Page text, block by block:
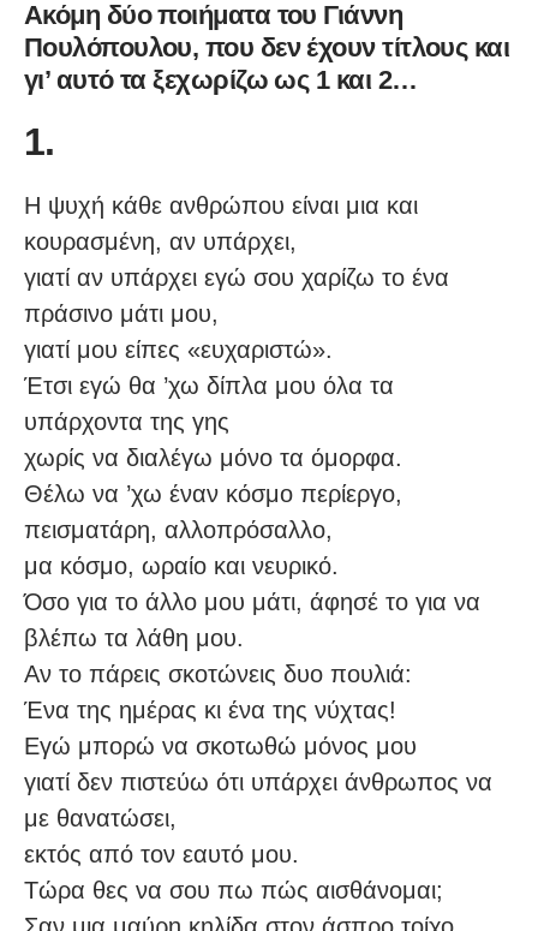
Ακόμη δύο ποιήματα του Γιάννη
Πουλόπουλου, που δεν έχουν τίτλους και
γι’ αυτό τα ξεχωρίζω ως 1 και 2…
1.
Η ψυχή κάθε ανθρώπου είναι μια και
κουρασμένη, αν υπάρχει,
γιατί αν υπάρχει εγώ σου χαρίζω το ένα
πράσινο μάτι μου,
γιατί μου είπες «ευχαριστώ».
Έτσι εγώ θα ’χω δίπλα μου όλα τα
υπάρχοντα της γης
χωρίς να διαλέγω μόνο τα όμορφα.
Θέλω να ’χω έναν κόσμο περίεργο,
πεισματάρη, αλλοπρόσαλλο,
μα κόσμο, ωραίο και νευρικό.
Όσο για το άλλο μου μάτι, άφησέ το για να
βλέπω τα λάθη μου.
Αν το πάρεις σκοτώνεις δυο πουλιά:
Ένα της ημέρας κι ένα της νύχτας!
Εγώ μπορώ να σκοτωθώ μόνος μου
γιατί δεν πιστεύω ότι υπάρχει άνθρωπος να
με θανατώσει,
εκτός από τον εαυτό μου.
Τώρα θες να σου πω πώς αισθάνομαι;